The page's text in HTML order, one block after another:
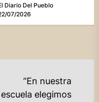
a...
Diario Del Pueblo
07/2026
“En nuestra
escuela elegimos